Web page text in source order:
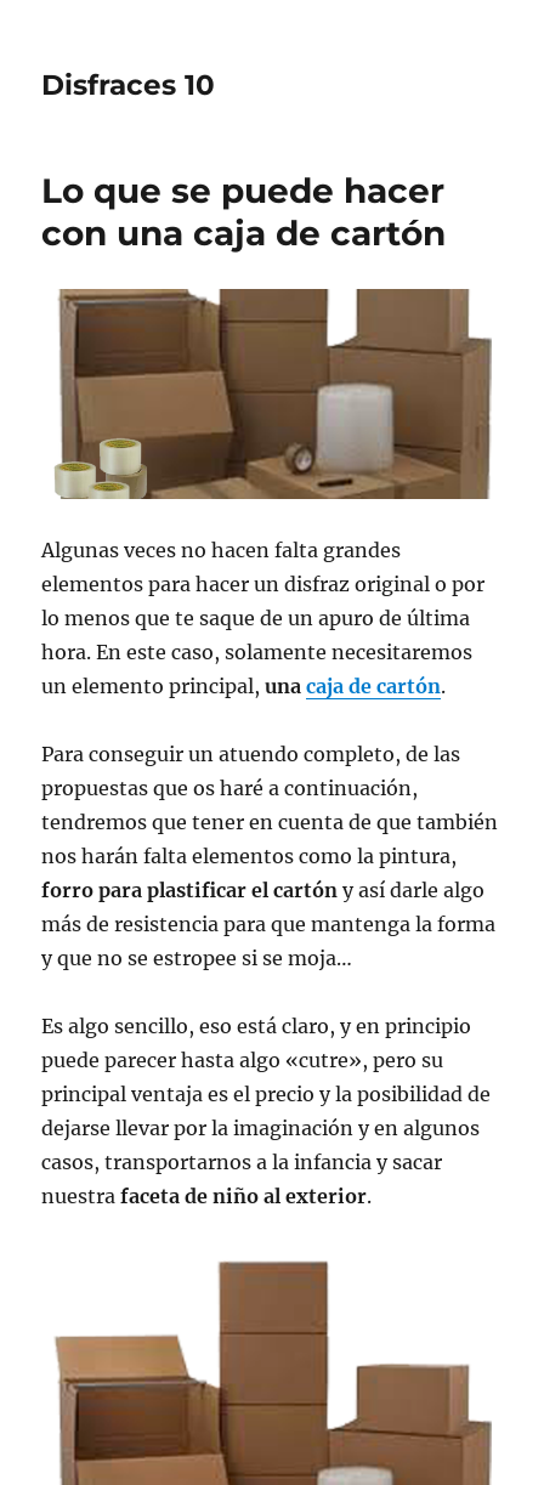
Disfraces 10
Lo que se puede hacer
con una caja de cartón
Algunas veces no hacen falta grandes
elementos para hacer un disfraz original o por
lo menos que te saque de un apuro de última
hora. En este caso, solamente necesitaremos
un elemento principal,unacaja de cartón.
Para conseguir un atuendo completo, de las
propuestas que os haré a continuación,
tendremos que tener en cuenta de que también
nos harán falta elementos como la pintura,
forro para plastificar el cartón y así darle algo
más de resistencia para que mantenga la forma
y que no se estropee si se moja…
Es algo sencillo, eso está claro, y en principio
puede parecer hasta algo «cutre», pero su
principal ventaja es el precio y la posibilidad de
dejarse llevar por la imaginación y en algunos
casos, transportarnos a la infancia y sacar
nuestrafaceta de niño al exterior.